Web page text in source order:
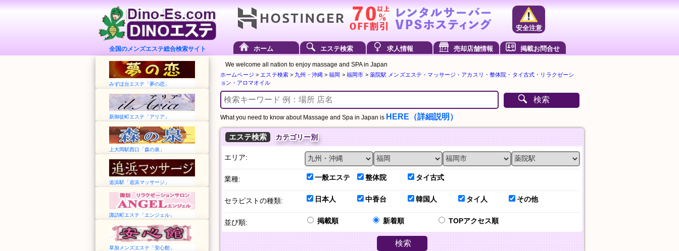
全国のメンズエステ総合検索サイト
安全注意
ホーム エステ検索 求人情報 売却店舗情報 掲載お問合せ
みずほ台エステ「夢の恋」
新御徒町エステ「アリア」
上大岡駅西口「森の泉」
追浜駅「追浜マッサージ」
諏訪町エステ「エンジェル」
草加メンズエステ「安心館」
We welcome all nation to enjoy massage and SPA in Japan
ホームページ > エステ検索> 九州・沖縄 >福岡 > 福岡市 > 薬院駅 メンズエステ・マッサージ・アカスリ・整体院・タイ古式・リラクゼーシ
ョン・アロマオイル
検索
What you need to know about Massage and Spa in Japan is HERE（詳細説明）
エステ検索 カテゴリー別
エリア:
業種: 一般エステ 整体院 タイ古式
セラピストの種類: 日本人 中香台 韓国人 タイ人 その他
並び順: 掲載順 新着順 TOPアクセス順
検索